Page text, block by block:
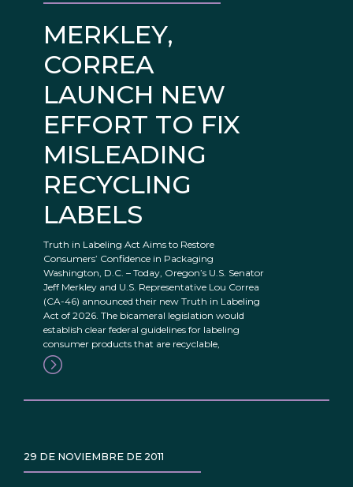
MERKLEY,
CORREA
LAUNCH NEW
EFFORT TO FIX
MISLEADING
RECYCLING
LABELS
Truth in Labeling Act Aims to Restore
Consumers’ Confidence in Packaging
Washington, D.C. – Today, Oregon’s U.S. Senator
Jeff Merkley and U.S. Representative Lou Correa
(CA-46) announced their new Truth in Labeling
Act of 2026. The bicameral legislation would
establish clear federal guidelines for labeling
consumer products that are recyclable,
29 DE NOVIEMBRE DE 2011